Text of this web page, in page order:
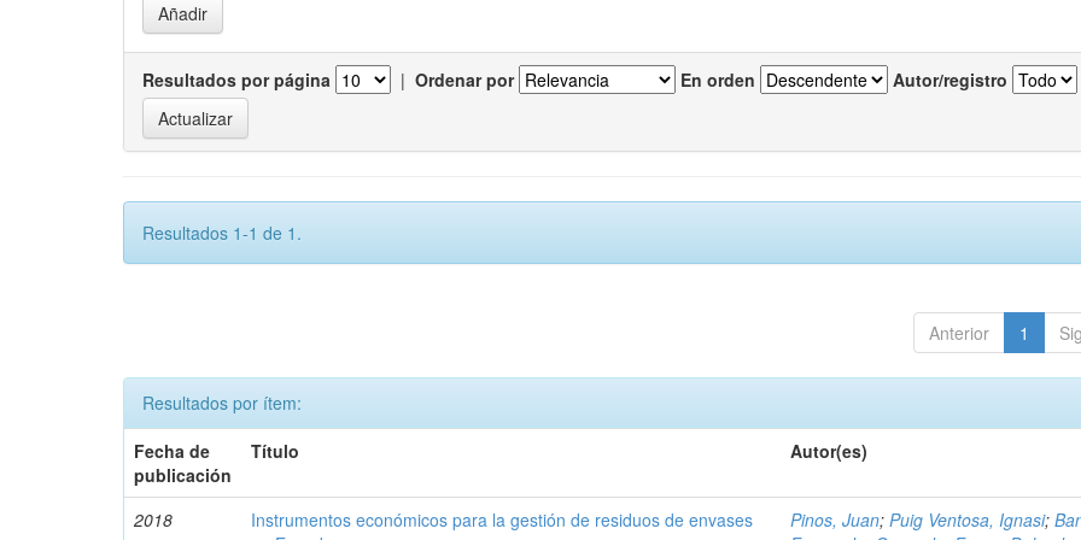
Resultados por página | Ordenar por En orden Autor/registro
Resultados 1-1 de 1.
Anterior 1
Resultados por ítem:
Fecha de
publicación
Título Autor(es)
2018
Instrumentos económicos para la gestión de residuos de envases
Pinos, Juan;Puig Ventosa, Ignasi;